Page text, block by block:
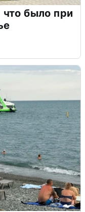
было при